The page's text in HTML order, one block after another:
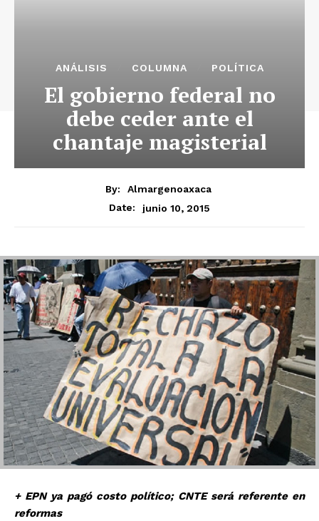
ANÁLISIS COLUMNA POLÍTICA
El gobierno federal no
debe ceder ante el
chantaje magisterial
By:
Almargenoaxaca
Date:
junio 10, 2015
+ EPN ya pagó costo político; CNTE será referente en
reformas